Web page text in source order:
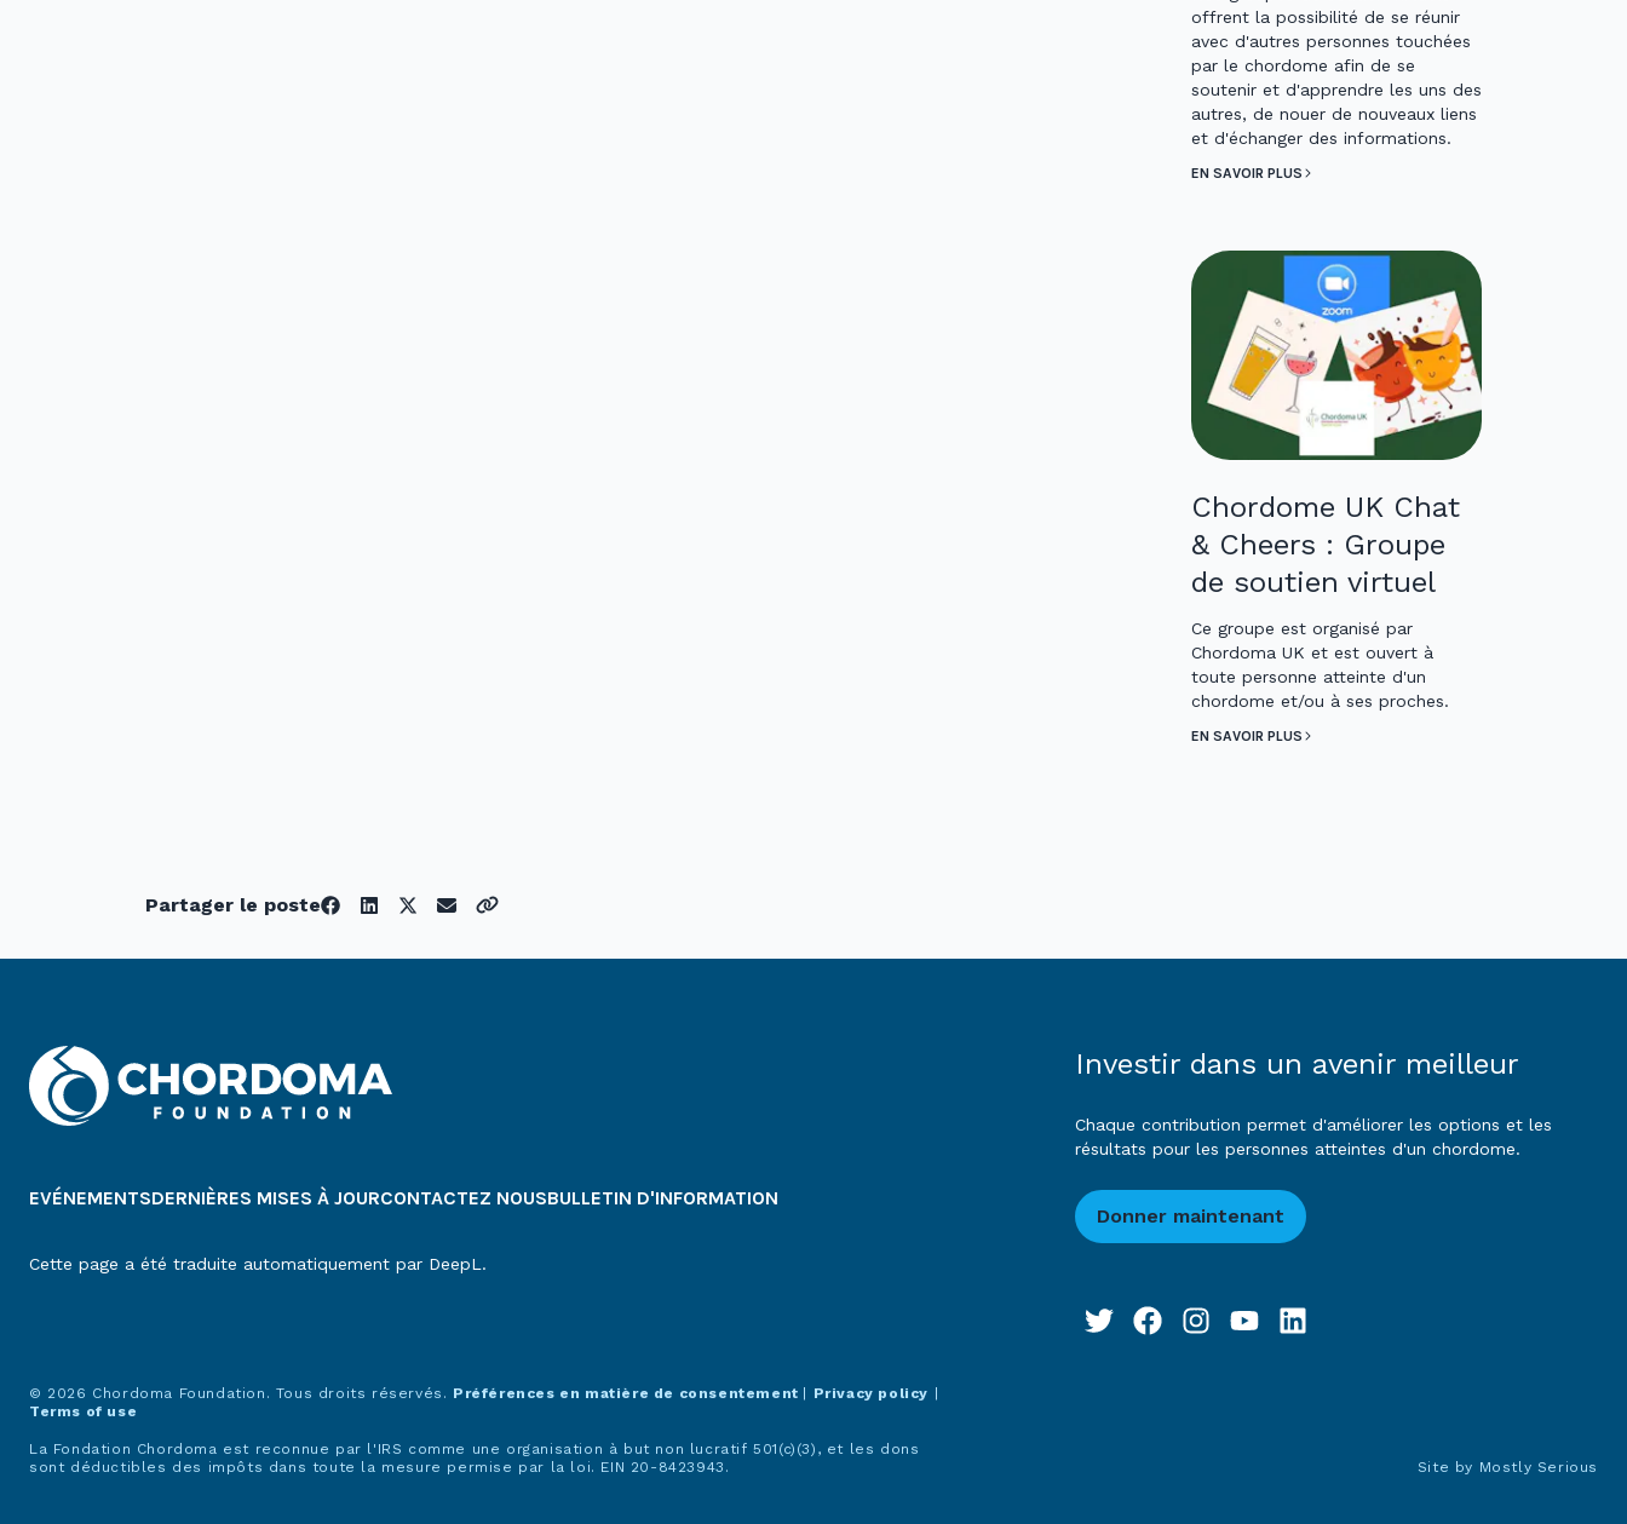
offrent la possibilité de se réunir
avec d'autres personnes touchées
par le chordome afin de se
soutenir et d'apprendre les uns des
autres, de nouer de nouveaux liens
et d'échanger des informations.
EN SAVOIR PLUS
Chordome UK Chat
& Cheers : Groupe
de soutien virtuel
Ce groupe est organisé par
Chordoma UK et est ouvert à
toute personne atteinte d'un
chordome et/ou à ses proches.
EN SAVOIR PLUS
Partager le poste
EVÉNEMENTSDERNIÈRES MISES À JOURCONTACTEZ NOUSBULLETIN D'INFORMATION
Cette page a été traduite automatiquement par DeepL.
Investir dans un avenir meilleur
Chaque contribution permet d'améliorer les options et les
résultats pour les personnes atteintes d'un chordome.
Donner maintenant
© 2026 Chordoma Foundation. Tous droits réservés. Préférences en matière de consentement | Privacy policy |
Terms of use
La Fondation Chordoma est reconnue par l'IRS comme une organisation à but non lucratif 501(c)(3), et les dons
sont déductibles des impôts dans toute la mesure permise par la loi. EIN 20-8423943.
Site by Mostly Serious